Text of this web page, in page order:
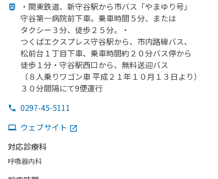
・関東鉄道、 新守谷駅から市バス 「やまゆり号」
守谷第一病院前下車。 乗車時間５分、 または
タクシー３分、 徒歩２５分。
・
つくばエクスプレス守谷駅から、 市内路線バス、
松前台１丁目下車、 乗車時間約２０分バス停から
徒歩１分・守谷駅西口から、 無料送迎バス
（８人乗りワゴン車 平成２ １年１０月１３日より）
３０分間隔にて9便運行
0297-45-5111
ウェブサイト
対応診療科
呼吸器内科